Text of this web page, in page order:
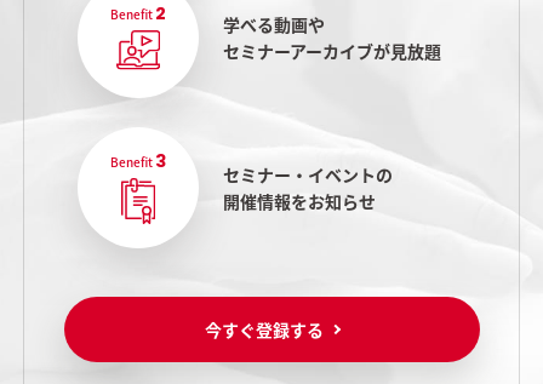
Benefit 2
学べる動画や
セミナーアーカイブが見放題
Benefit 3
セミナー・イベントの
開催情報をお知らせ
今すぐ登録する